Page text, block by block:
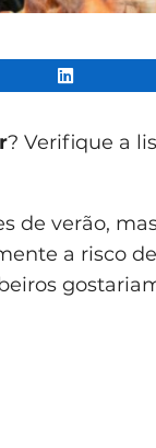
? Verifique a
de verão,
a risco de